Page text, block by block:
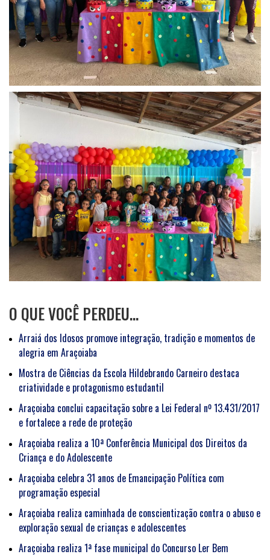
O QUE VOCÊ PERDEU…
Arraiá dos Idosos promove integração, tradição e momentos de
alegria em Araçoiaba
Mostra de Ciências da Escola Hildebrando Carneiro destaca
criatividade e protagonismo estudantil
Araçoiaba conclui capacitação sobre a Lei Federal nº 13.431/2017
e fortalece a rede de proteção
Araçoiaba realiza a 10ª Conferência Municipal dos Direitos da
Criança e do Adolescente
Araçoiaba celebra 31 anos de Emancipação Política com
programação especial
Araçoiaba realiza caminhada de conscientização contra o abuso e
exploração sexual de crianças e adolescentes
Araçoiaba realiza 1ª fase municipal do Concurso Ler Bem